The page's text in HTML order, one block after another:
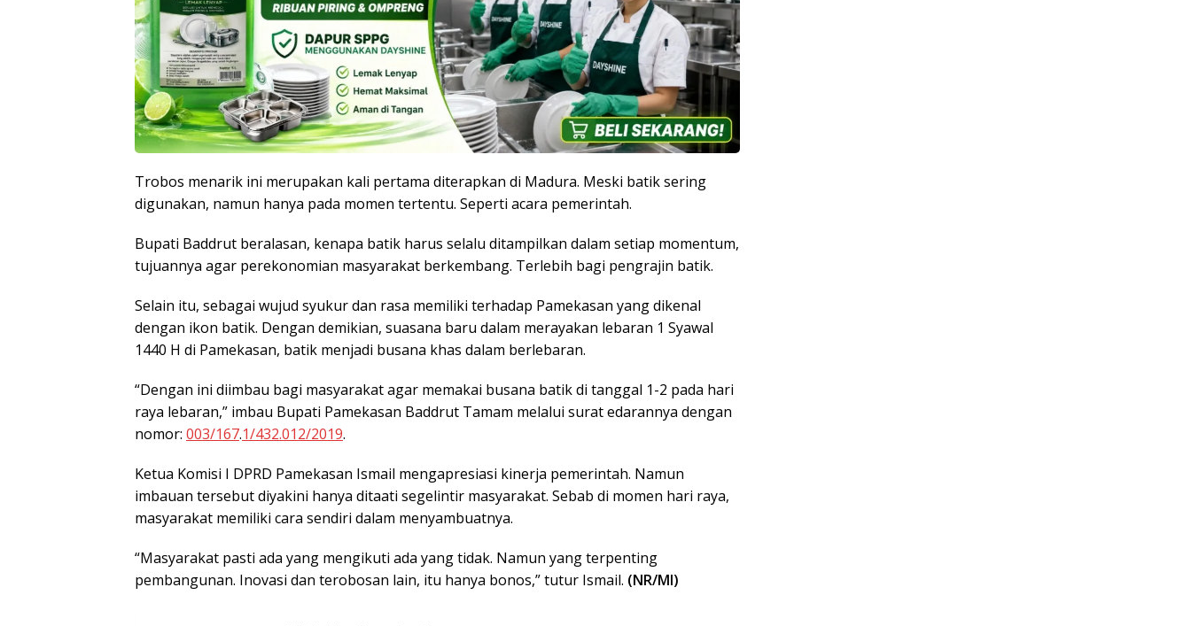
Trobos menarik ini merupakan kali pertama diterapkan di Madura. Meski batik sering
digunakan, namun hanya pada momen tertentu. Seperti acara pemerintah.
Bupati Baddrut beralasan, kenapa batik harus selalu ditampilkan dalam setiap momentum,
tujuannya agar perekonomian masyarakat berkembang. Terlebih bagi pengrajin batik.
Selain itu, sebagai wujud syukur dan rasa memiliki terhadap Pamekasan yang dikenal
dengan ikon batik. Dengan demikian, suasana baru dalam merayakan lebaran 1 Syawal
1440 H di Pamekasan, batik menjadi busana khas dalam berlebaran.
“Dengan ini diimbau bagi masyarakat agar memakai busana batik di tanggal 1-2 pada hari
raya lebaran,” imbau Bupati Pamekasan Baddrut Tamam melalui surat edarannya dengan
nomor: 003/167.1/432.012/2019.
Ketua Komisi I DPRD Pamekasan Ismail mengapresiasi kinerja pemerintah. Namun
imbauan tersebut diyakini hanya ditaati segelintir masyarakat. Sebab di momen hari raya,
masyarakat memiliki cara sendiri dalam menyambuatnya.
“Masyarakat pasti ada yang mengikuti ada yang tidak. Namun yang terpenting
pembangunan. Inovasi dan terobosan lain, itu hanya bonos,” tutur Ismail. (NR/MI)